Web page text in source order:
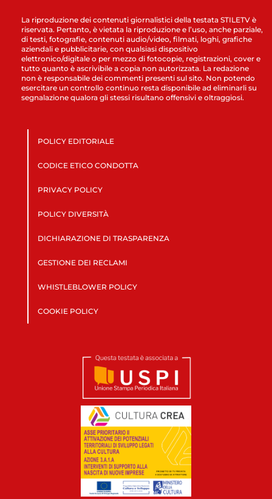
La riproduzione dei contenuti giornalistici della testata STILETV è
riservata. Pertanto, è vietata la riproduzione e l’uso, anche parziale,
di testi, fotografie, contenuti audio/video, filmati, loghi, grafiche
aziendali e pubblicitarie, con qualsiasi dispositivo
elettronico/digitale o per mezzo di fotocopie, registrazioni, cover e
tutto quanto è ascrivibile a copia non autorizzata. La redazione
non è responsabile dei commenti presenti sul sito. Non potendo
esercitare un controllo continuo resta disponibile ad eliminarli su
segnalazione qualora gli stessi risultano offensivi e oltraggiosi.
POLICY EDITORIALE
CODICE ETICO CONDOTTA
PRIVACY POLICY
POLICY DIVERSITÀ
DICHIARAZIONE DI TRASPARENZA
GESTIONE DEI RECLAMI
WHISTLEBLOWER POLICY
COOKIE POLICY